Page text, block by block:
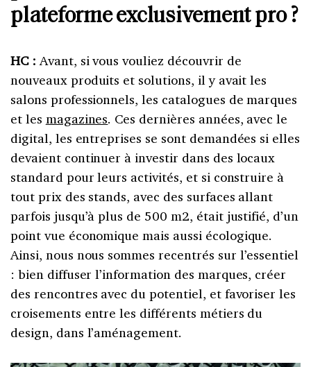
plateforme exclusivement pro ?
HC : Avant, si vous vouliez découvrir de
nouveaux produits et solutions, il y avait les
salons professionnels, les catalogues de marques
et les magazines. Ces dernières années, avec le
digital, les entreprises se sont demandées si elles
devaient continuer à investir dans des locaux
standard pour leurs activités, et si construire à
tout prix des stands, avec des surfaces allant
parfois jusqu’à plus de 500 m2, était justifié, d’un
point vue économique mais aussi écologique.
Ainsi, nous nous sommes recentrés sur l’essentiel
: bien diffuser l’information des marques, créer
des rencontres avec du potentiel, et favoriser les
croisements entre les différents métiers du
design, dans l’aménagement.